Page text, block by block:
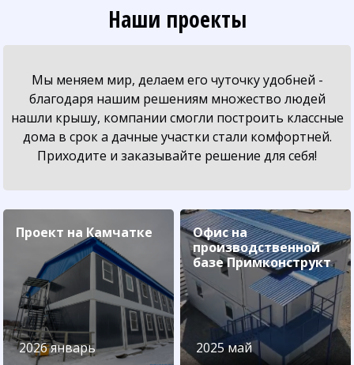
Наши проекты
Мы меняем мир, делаем его чуточку удобней -
благодаря нашим решениям множество людей
нашли крышу, компании смогли построить классные
дома в срок а дачные участки стали комфортней.
Приходите и заказывайте решение для себя!
Проект на Камчатке
2026 январь
Офис на
производственной
базе Примконструкт
2025 май